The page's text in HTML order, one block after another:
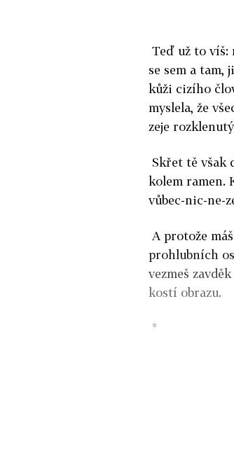
Teď už to víš:
se sem a tam,
kůži cizího
myslela, že
zeje
Skřet tě však
kolem ramen.
vůbec-nic-ne-
A protože
prohlubních
vezmeš
kostí obrazu.
*